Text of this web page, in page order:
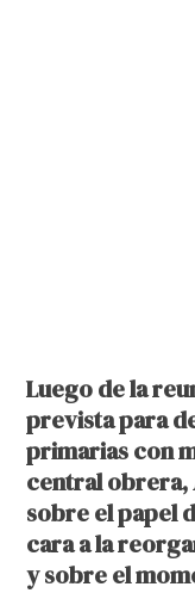
Luego de la
prevista para
primarias con
central obrera,
sobre el papel
cara a la
y sobre el